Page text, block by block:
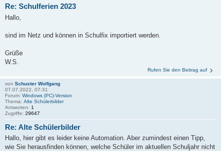
Re: Schulferien 2023
Hallo,
sind im Netz und können in Schulfix importiert werden.
Grüße
W.S.
Rufen Sie den Beitrag auf
von Schuster Wolfgang
07.07.2022, 07:31
Forum: Windows (PC)-Version
Thema: Alte Schülerbilder
Antworten: 1
Zugriffe: 29647
Re: Alte Schülerbilder
Hallo, hier gibt es leider keine Automation. Aber zumindest einen Tipp,
wie Sie herausfinden können, welche Schüler im aktuellen Schuljahr nicht